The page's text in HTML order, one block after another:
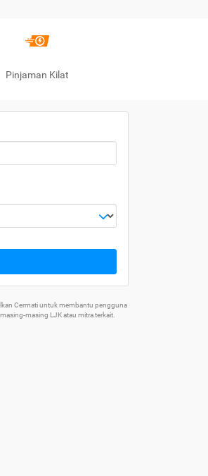
Pinjaman Kilat
Cermati untuk membantu pengguna
masing LJK atau mitra terkait.